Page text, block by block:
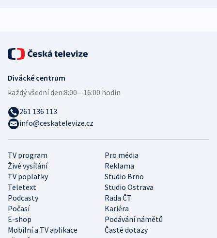
TV program
Pro média
Živé vysílání
Reklama
TV poplatky
Studio Brno
Teletext
Studio Ostrava
Podcasty
Rada ČT
Počasí
Kariéra
E-shop
Podávání námětů
Mobilní a TV aplikace
Časté dotazy
Divácké centrum
každý všední den:8:00—16:00 hodin
261 136 113
info@ceskatelevize.cz